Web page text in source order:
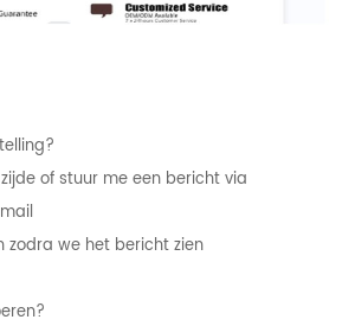
of stuur me een bericht via
zodra we het bericht zien